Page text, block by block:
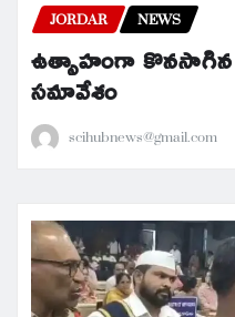
JORDAR NEWS
ఉత్సాహంగా కొనసాగిన
సమావేశం
scihubnews@gmail.com